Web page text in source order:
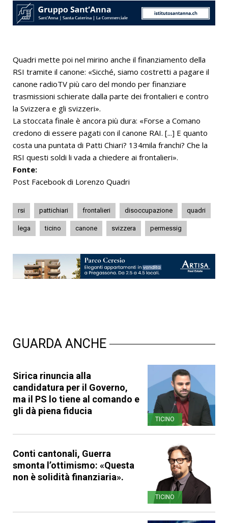
Quadri mette poi nel mirino anche il finanziamento della
RSI tramite il canone: «Sicché, siamo costretti a pagare il
canone radioTV più caro del mondo per finanziare
trasmissioni schierate dalla parte dei frontalieri e contro
la Svizzera e gli svizzeri».
La stoccata finale è ancora più dura: «Forse a Comano
credono di essere pagati con il canone RAI. [...] E quanto
costa una puntata di Patti Chiari? 134mila franchi? Che la
RSI questi soldi li vada a chiedere ai frontalieri».
Fonte:
Post Facebook di Lorenzo Quadri
rsi pattichiari frontalieri disoccupazione quadri
lega ticino canone svizzera permessig
GUARDA ANCHE
Sirica rinuncia alla
candidatura per il Governo,
ma il PS lo tiene al comando e
gli dà piena fiducia
TICINO
Conti cantonali, Guerra
smonta l’ottimismo: «Questa
non è solidità finanziaria».
TICINO